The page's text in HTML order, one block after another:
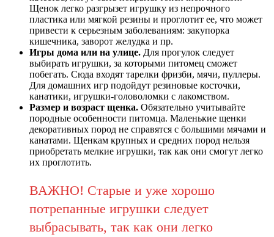
Щенок легко разгрызет игрушку из непрочного
пластика или мягкой резины и проглотит ее, что может
привести к серьезным заболеваниям: закупорка
кишечника, заворот желудка и пр.
Игры дома или на улице. Для прогулок следует
выбирать игрушки, за которыми питомец сможет
побегать. Сюда входят тарелки фризби, мячи, пуллеры.
Для домашних игр подойдут резиновые косточки,
канатики, игрушки-головоломки с лакомством.
Размер и возраст щенка. Обязательно учитывайте
породные особенности питомца. Маленькие щенки
декоративных пород не справятся с большими мячами и
канатами. Щенкам крупных и средних пород нельзя
приобретать мелкие игрушки, так как они смогут легко
их проглотить.
ВАЖНО! Старые и уже хорошо
потрепанные игрушки следует
выбрасывать, так как они легко